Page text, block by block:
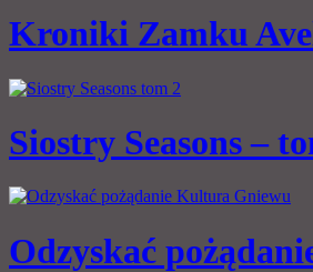
Kroniki Zamku
Siostry Seasons –
Odzyskać